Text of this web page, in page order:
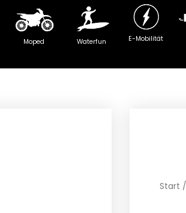
Moped Waterfun E-Mobilität
Start /